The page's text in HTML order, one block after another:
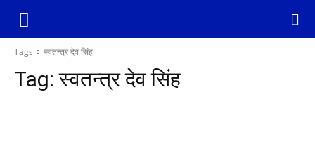
Tags स्वतन्त्र देव सिंह
Tag:स्वतन्त्र देव सिंह